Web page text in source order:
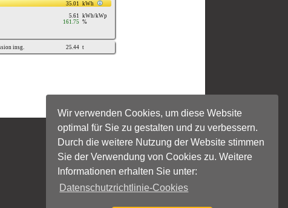
Wir verwenden Cookies, um diese Website
optimal für Sie zu gestalten und zu verbessern.
Durch die weitere Nutzung der Website stimmen
Sie der Verwendung von Cookies zu. Weitere
Informationen erhalten Sie unter:
Datenschutzrichtlinie-Cookies